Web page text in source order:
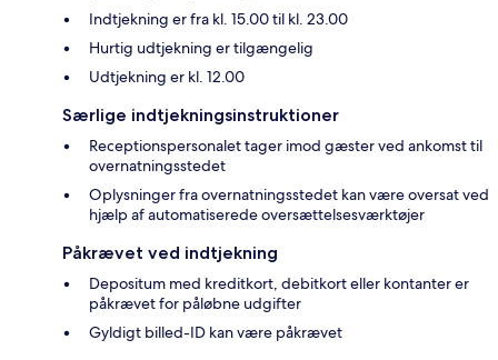
Indtjekning er fra kl. 15.00 til kl. 23.00
Hurtig udtjekning er tilgængelig
Udtjekning er kl. 12.00
Særlige indtjekningsinstruktioner
Receptionspersonalet tager imod gæster ved ankomst til
overnatningsstedet
Oplysninger fra overnatningsstedet kan være oversat ved
hjælp af automatiserede oversættelsesværktøjer
Påkrævet ved indtjekning
Depositum med kreditkort, debitkort eller kontanter er
påkrævet for påløbne udgifter
Gyldigt billed-ID kan være påkrævet